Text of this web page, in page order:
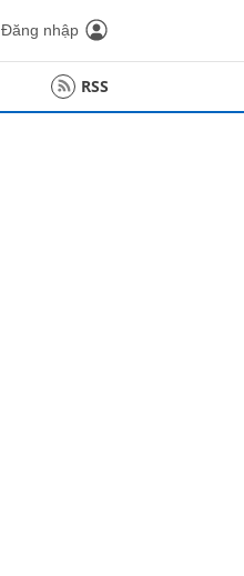
Đăng nhập
RSS